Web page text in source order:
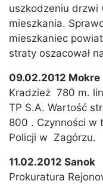
uszkodzeniu drzwi
mieszkania.
mieszkaniec
straty oszacował
09.02.2012 Mokre
Kradzież 780 m.
TP S.A. Wartość
800 . Czynności w
Policji w Zagórzu.
11.02.2012 Sanok
Prokuratura